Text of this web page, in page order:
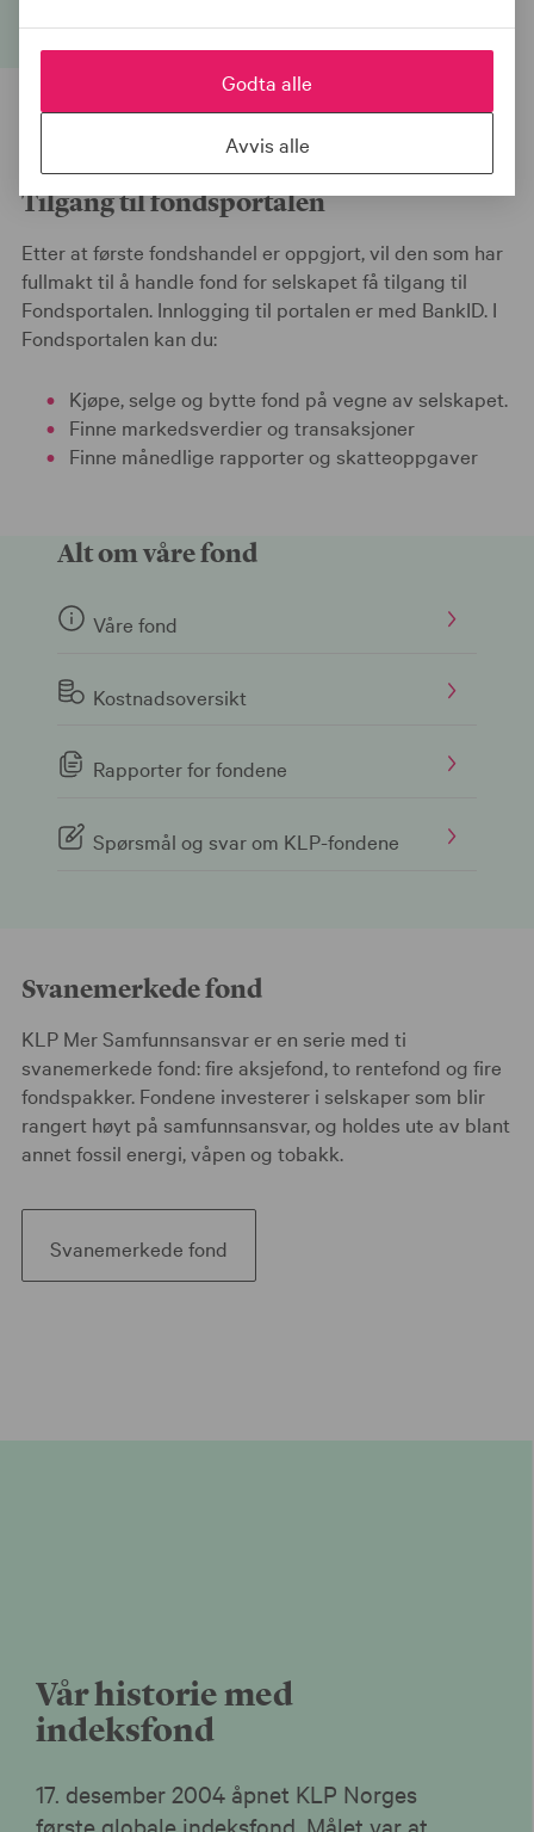
Nyttig informasjon for nye kunder
Tilgang til fondsportalen
Etter at første fondshandel er oppgjort, vil den som har
fullmakt til å handle fond for selskapet få tilgang til
Fondsportalen. Innlogging til portalen er med BankID. I
Fondsportalen kan du:
Kjøpe, selge og bytte fond på vegne av selskapet.
Finne markedsverdier og transaksjoner
Finne månedlige rapporter og skatteoppgaver
Alt om våre fond
Våre fond
Kostnadsoversikt
Rapporter for fondene
Spørsmål og svar om KLP-fondene
Svanemerkede fond
KLP Mer Samfunnsansvar er en serie med ti
svanemerkede fond: fire aksjefond, to rentefond og fire
fondspakker. Fondene investerer i selskaper som blir
rangert høyt på samfunnsansvar, og holdes ute av blant
annet fossil energi, våpen og tobakk.
Svanemerkede fond
Vår historie med
indeksfond
17. desember 2004 åpnet KLP Norges
første globale indeksfond. Målet var at
Godta alle
Avvis alle